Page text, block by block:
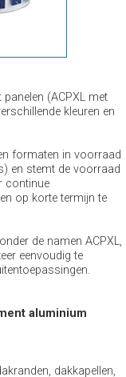
(ACPXL met
kleuren en
formaten in voorraad
en stemt de voorraad
continue
op korte termijn te
de namen ACPXL,
eenvoudig te
aluminium
dakkapellen,